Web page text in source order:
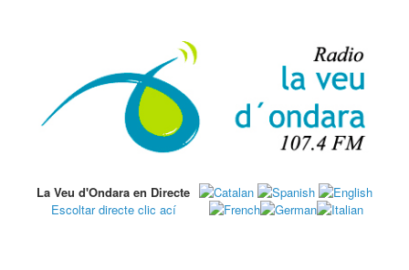
La Veu d'Ondara en Directe
Escoltar directe clic ací